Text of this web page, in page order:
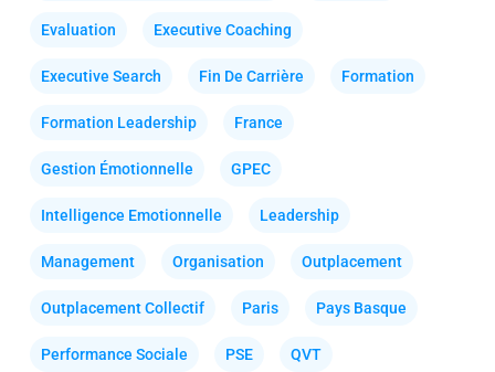
Evaluation Executive Coaching
Executive Search Fin De Carrière Formation
Formation Leadership France
Gestion Émotionnelle GPEC
Intelligence Emotionnelle Leadership
Management Organisation Outplacement
Outplacement Collectif Paris Pays Basque
Performance Sociale PSE QVT